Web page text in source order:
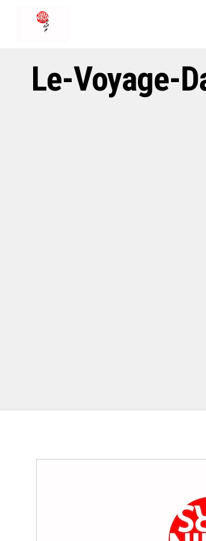
Le-Voyage-